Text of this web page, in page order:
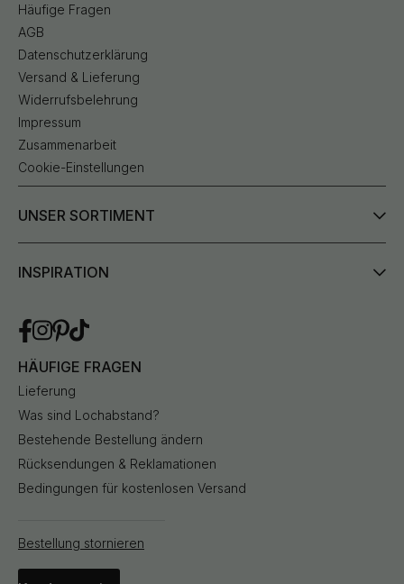
Häufige Fragen
AGB
Datenschutzerklärung
Versand & Lieferung
Widerrufsbelehrung
Impressum
Zusammenarbeit
Cookie-Einstellungen
UNSER SORTIMENT
INSPIRATION
HÄUFIGE FRAGEN
Lieferung
Was sind Lochabstand?
Bestehende Bestellung ändern
Rücksendungen & Reklamationen
Bedingungen für kostenlosen Versand
Bestellung stornieren